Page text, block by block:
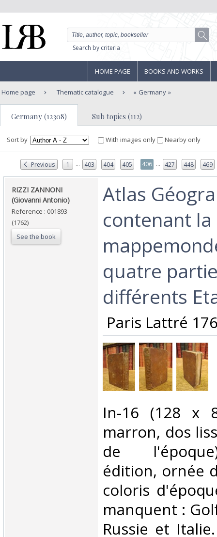
Search by criteria
HOME PAGE BOOKS AND WORKS
Home page Thematic catalogue Germany
Germany (12308) Sub topics (112)
Sort by With images only Nearby only
Previous 1 ... 403 404 405 406 ... 427 448 469
‎RIZZI ZANNONI
(Giovanni Antonio)‎
Reference : 001893
(1762)
See the book
‎Atlas
contenant la
quatre
différents
Paris Lattré
‎In-16 (128 x
marron, dos
de
édition, ornée
coloris
manquent :
Russie et